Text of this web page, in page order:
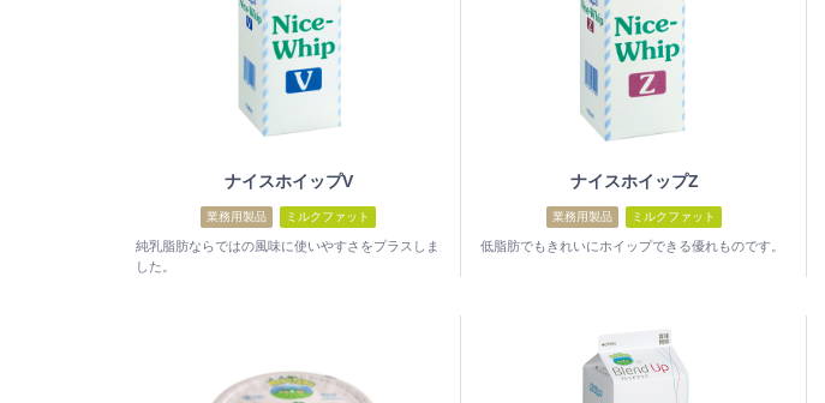
ナイスホイップV
業務用製品 ミルクファット
純乳脂肪ならではの風味に使いやすさをプラスしま
した。
ナイスホイップZ
業務用製品 ミルクファット
低脂肪でもきれいにホイップできる優れものです。